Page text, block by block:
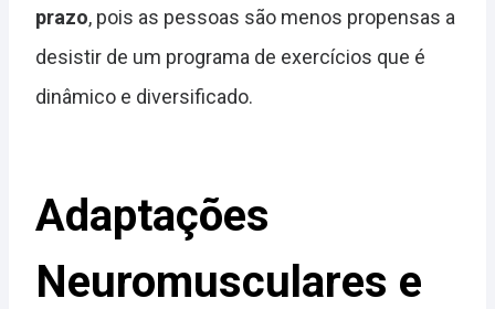
prazo, pois as pessoas são menos propensas a
desistir de um programa de exercícios que é
dinâmico e diversificado.
Adaptações
Neuromusculares e